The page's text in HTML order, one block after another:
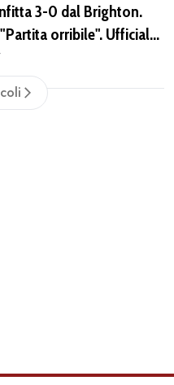
3-0 dal Brighton.
orribile". Ufficiale
Pellegrini